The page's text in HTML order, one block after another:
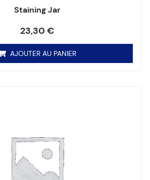
Staining Jar
23,30 €
AJOUTER AU PANIER